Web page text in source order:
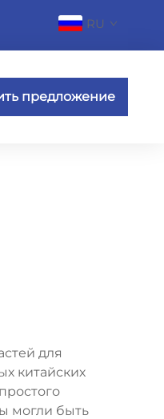
RU
предложение
для
китайских
могли быть